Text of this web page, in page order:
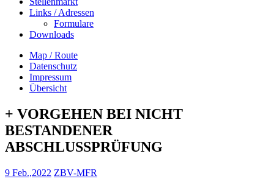
Links / Adressen​
Formulare
Downloads
Map / Route
Datenschutz
Impressum
Übersicht
+ VORGEHEN BEI NICHT
BESTANDENER
ABSCHLUSSPRÜFUNG
9 Feb.,2022 ZBV-MFR